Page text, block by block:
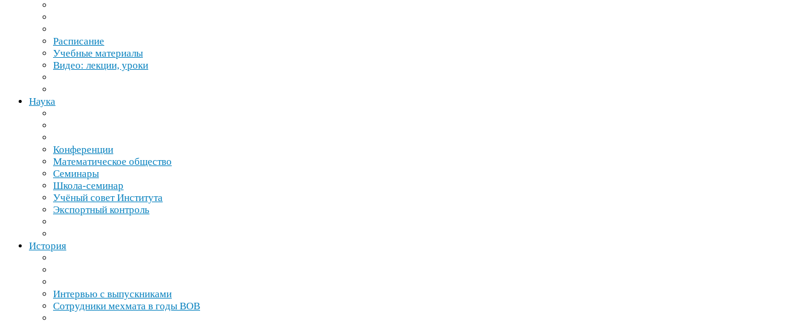
Расписание
Учебные материалы
Видео: лекции, уроки
Наука
Конференции
Математическое общество
Семинары
Школа-​семинар
Учёный совет Института
Экспортный контроль
История
Интервью с выпускниками
Сотрудники мехмата в годы ВОВ